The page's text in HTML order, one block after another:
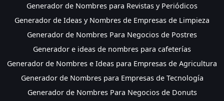
Generador de Nombres para Revistas y Periódicos
Generador de Ideas y Nombres de Empresas de Limpieza
Generador de Nombres Para Negocios de Postres
Generador e ideas de nombres para cafeterías
Generador de Nombres e Ideas para Empresas de Agricultura
Generador de Nombres para Empresas de Tecnología
Generador de Nombres Para Negocios de Donuts